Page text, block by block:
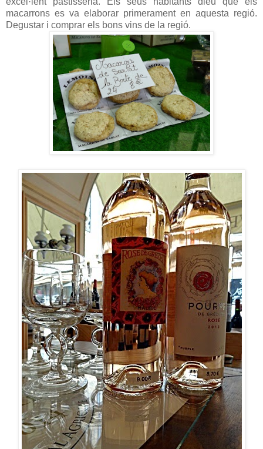
macarrons es va elaborar primerament en aquesta regió.
Degustar i comprar els bons vins de la regió.